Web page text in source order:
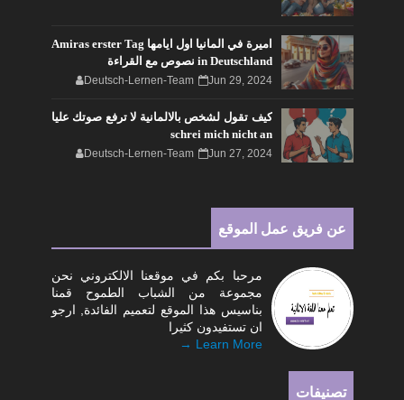
اميرة في المانيا اول ايامها Amiras erster Tag
in Deutschland نصوص مع القراءة
Deutsch-Lernen-Team Jun 29, 2024
كيف تقول لشخص بالالمانية لا ترفع صوتك عليا
schrei mich nicht an
Deutsch-Lernen-Team Jun 27, 2024
عن فريق عمل الموقع
مرحبا بكم في موقعنا الالكتروني نحن
مجموعة من الشباب الطموح قمنا
بناسيس هذا الموقع لتعميم الفائدة, ارجو
ان تستفيدون كثيرا
Learn More →
تصنيفات